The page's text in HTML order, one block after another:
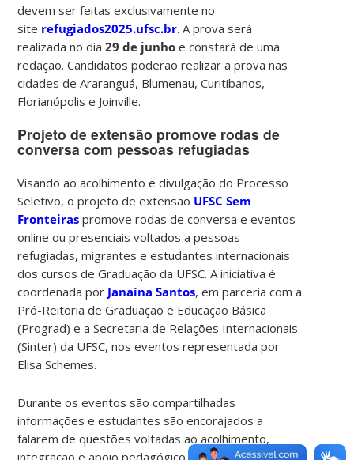
devem ser feitas exclusivamente no
site refugiados2025.ufsc.br. A prova será
realizada no dia29 de junho e constará de uma
redação. Candidatos poderão realizar a prova nas
cidades de Araranguá, Blumenau, Curitibanos,
Florianópolis e Joinville.
Projeto de extensão promove rodas de
conversa com pessoas refugiadas
Visando ao acolhimento e divulgação do Processo
Seletivo, o projeto de extensão UFSC Sem
Fronteiras promove rodas de conversa e eventos
online ou presenciais voltados a pessoas
refugiadas, migrantes e estudantes internacionais
dos cursos de Graduação da UFSC. A iniciativa é
coordenada por Janaína Santos, em parceria com a
Pró-Reitoria de Graduação e Educação Básica
(Prograd) e a Secretaria de Relações Internacionais
(Sinter) da UFSC, nos eventos representada por
Elisa Schemes.
Durante os eventos são compartilhadas
informações e estudantes são encorajados a
falarem de questões voltadas ao acolhimento,